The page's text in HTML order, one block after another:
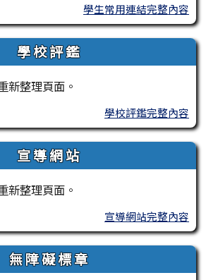
學生常用連結完整內容
學 校 評 鑑
新整理頁面。
學校評鑑完整內容
宣 導 網 站
新整理頁面。
宣導網站完整內容
無 障 礙 標 章